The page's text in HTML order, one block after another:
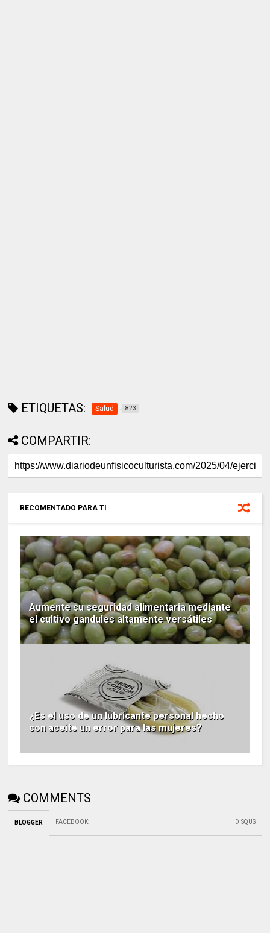
ETIQUETAS: Salud 823
COMPARTIR:
RECOMENTADO PARA TI
Aumente su seguridad alimentaria mediante
el cultivo gandules altamente versátiles
¿Es el uso de un lubricante personal hecho
con aceite un error para las mujeres?
COMMENTS
BLOGGER FACEBOOK: DISQUS